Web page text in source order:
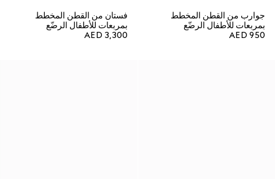
جوارب من القطن المخطط
بمربعات للأطفال الرضّع
AED 950
فستان من القطن المخطط
بمربعات للأطفال الرضّع
AED 3,300